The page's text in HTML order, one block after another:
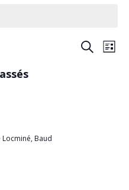
et
Recherche
de
Liste
Baud